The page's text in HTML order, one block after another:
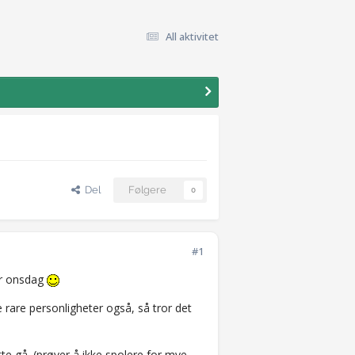
All aktivitet
Del Følgere 0
#1
onsdag
rare personligheter også, så tror det